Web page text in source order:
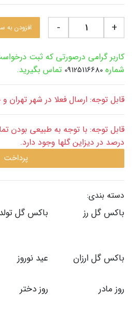
+
- افزودن به
کاربر گرامی درصورتی که ثبت
شماره 09125116680 تماس بگیرید.
قابل توجه: ارسال فعلا در شهر
درصد در دیزاین گلها وجود دارد.
پرداخت
دسته بندی:
باکس گل رز باکس گل تولد
باکس گل ارزان عید نوروز
روز مادر روز دختر